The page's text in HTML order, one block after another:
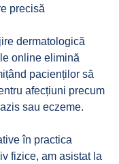
precisă
dermatologică
online elimină
pacienților să
afecțiuni precum
sau eczeme.
în practica
fizice, am asistat la